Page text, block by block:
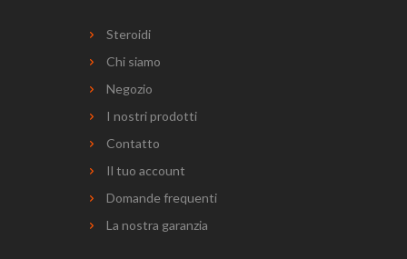
Steroidi
Chi siamo
Negozio
I nostri prodotti
Contatto
Il tuo account
Domande frequenti
La nostra garanzia